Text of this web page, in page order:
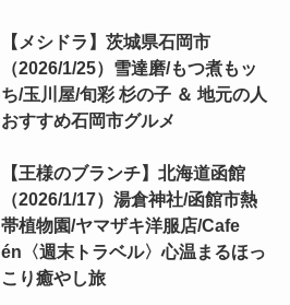
【メシドラ】茨城県石岡市
（2026/1/25）雪達磨/もつ煮もッ
ち/玉川屋/旬彩 杉の子 ＆ 地元の人
おすすめ石岡市グルメ
【王様のブランチ】北海道函館
（2026/1/17）湯倉神社/函館市熱
帯植物園/ヤマザキ洋服店/Cafe
én〈週末トラベル〉心温まるほっ
こり癒やし旅